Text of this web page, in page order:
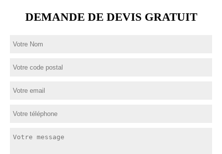
DEMANDE DE DEVIS GRATUIT